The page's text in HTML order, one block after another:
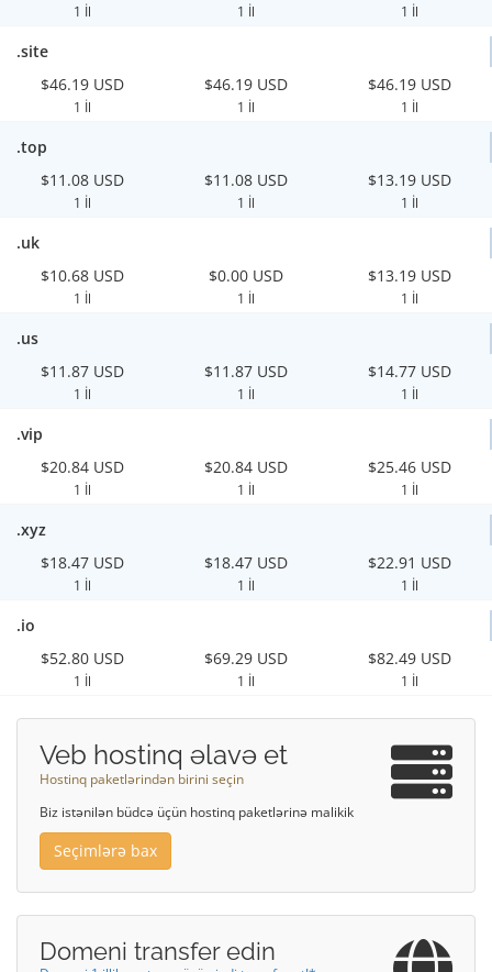
1 İl 1 İl 1 İl
.site
$46.19 USD
1 İl
$46.19 USD
1 İl
$46.19 USD
1 İl
.top
$11.08 USD
1 İl
$11.08 USD
1 İl
$13.19 USD
1 İl
.uk
$10.68 USD
1 İl
$0.00 USD
1 İl
$13.19 USD
1 İl
.us
$11.87 USD
1 İl
$11.87 USD
1 İl
$14.77 USD
1 İl
.vip
$20.84 USD
1 İl
$20.84 USD
1 İl
$25.46 USD
1 İl
.xyz
$18.47 USD
1 İl
$18.47 USD
1 İl
$22.91 USD
1 İl
.io
$52.80 USD
1 İl
$69.29 USD
1 İl
$82.49 USD
1 İl
Veb hostinq əlavə et
Hostinq paketlərindən birini seçin
Biz istənilən büdcə üçün hostinq paketlərinə malikik
Seçimlərə bax
Domeni transfer edin